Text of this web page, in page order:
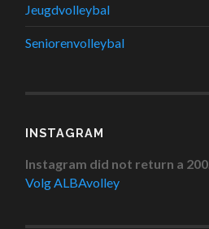
Jeugdvolleybal
Seniorenvolleybal
INSTAGRAM
Instagram did not return a 200.
Volg ALBAvolley